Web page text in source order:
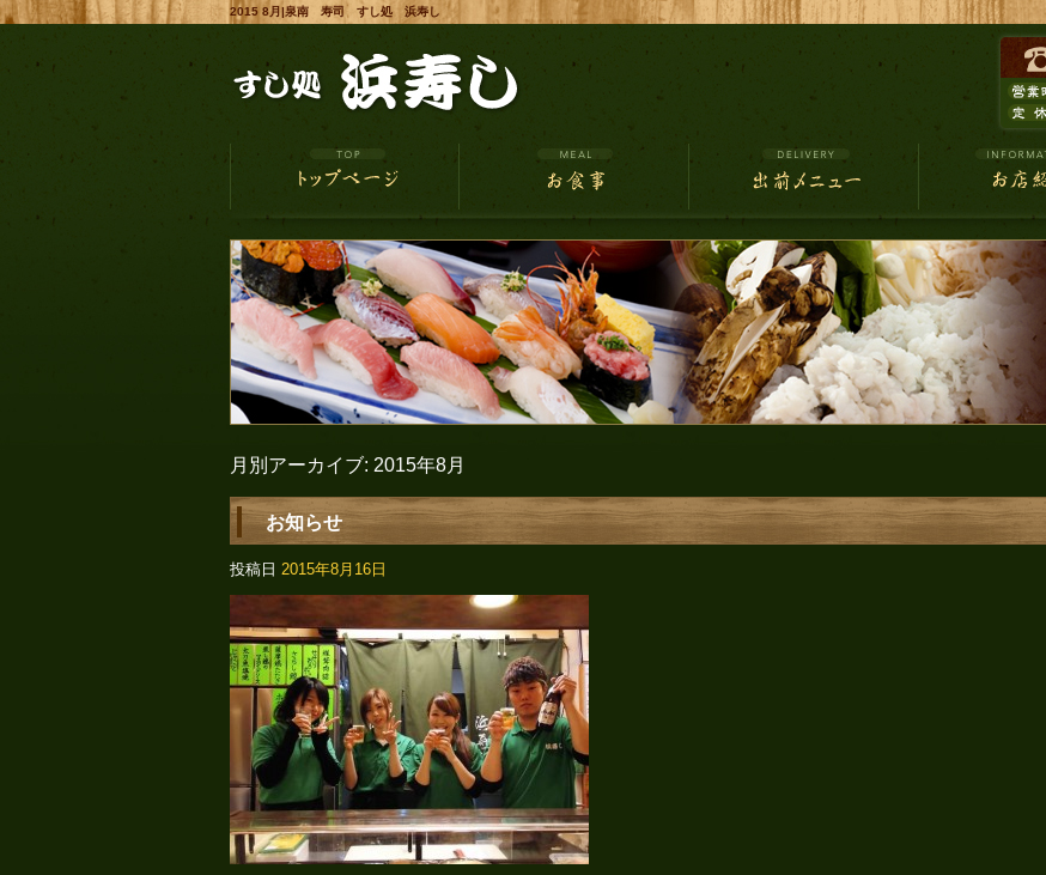
2015 8月|泉南 寿司 すし処 浜寿し
月別アーカイブ: 2015年8月
お知らせ
投稿日 2015年8月16日